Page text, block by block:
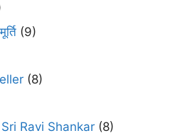
(9)
(8)
Sri Ravi Shankar (8)